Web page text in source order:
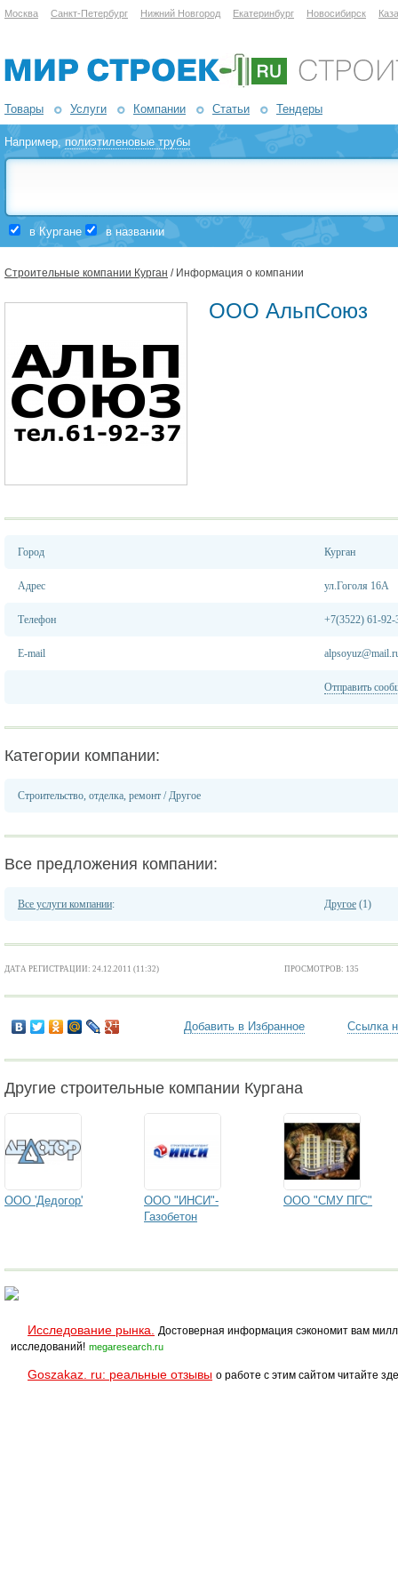
Москва Санкт-Петербург Нижний Новгород Екатеринбург Новосибирск
Товары Услуги Компании Статьи Тендеры
Например,полиэтиленовые трубы
в Кургане в названии
Строительные компании Курган / Информация о компании
ООО АльпСоюз
Город Курган
Адрес ул.Гоголя 16А
Телефон +7(3522) 61-92-
E-mail
Отправить
Категории компании:
Строительство, отделка, ремонт /Другое
Все предложения компании:
Все услуги компании: Другое (1)
ДАТА РЕГИСТРАЦИИ: 24.12.2011 (11:32) ПРОСМОТРОВ: 135
Добавить в Избранное Ссылка
Другие строительные компании Кургана
ООО 'Дедогор'
ООО "ИНСИ"-
Газобетон
ООО "СМУ ПГС"
Исследование рынка.
Достоверная информация сэкономит вам
исследований! megaresearch.ru
Goszakaz. ru: реальные отзывы о работе с этим сайтом читайте